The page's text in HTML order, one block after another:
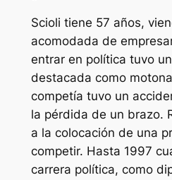
Scioli tiene 57 años,
acomodada de
entrar en política tuvo
destacada como
competía tuvo un
la pérdida de un brazo.
a la colocación de una
competir. Hasta 1997
carrera política, como